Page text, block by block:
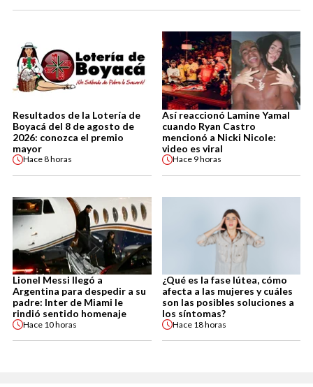
Resultados de la Lotería de
Boyacá del 8 de agosto de
2026: conozca el premio
mayor
Hace8 horas
Así reaccionó Lamine Yamal
cuando Ryan Castro
mencionó a Nicki Nicole:
video es viral
Hace 9 horas
Lionel Messi llegó a
Argentina para despedir a su
padre: Inter de Miami le
rindió sentido homenaje
Hace 10 horas
¿Qué es la fase lútea, cómo
afecta a las mujeres y cuáles
son las posibles soluciones a
los síntomas?
Hace 18 horas